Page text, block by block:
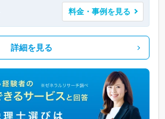
料金・事例を見る
詳細を見る